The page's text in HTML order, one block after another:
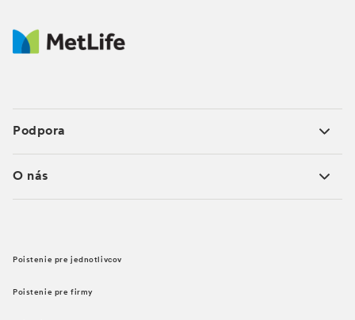
Podpora
O nás
Poistenie pre jednotlivcov
Poistenie pre firmy